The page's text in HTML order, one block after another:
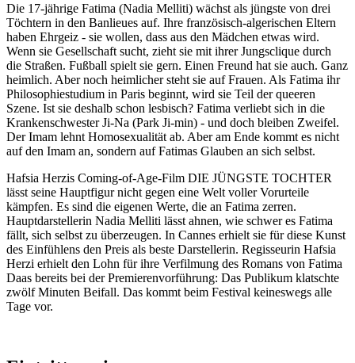
Die 17-jährige Fatima (Nadia Melliti) wächst als jüngste von drei
Töchtern in den Banlieues auf. Ihre französisch-algerischen Eltern
haben Ehrgeiz - sie wollen, dass aus den Mädchen etwas wird.
Wenn sie Gesellschaft sucht, zieht sie mit ihrer Jungsclique durch
die Straßen. Fußball spielt sie gern. Einen Freund hat sie auch. Ganz
heimlich. Aber noch heimlicher steht sie auf Frauen. Als Fatima ihr
Philosophiestudium in Paris beginnt, wird sie Teil der queeren
Szene. Ist sie deshalb schon lesbisch? Fatima verliebt sich in die
Krankenschwester Ji-Na (Park Ji-min) - und doch bleiben Zweifel.
Der Imam lehnt Homosexualität ab. Aber am Ende kommt es nicht
auf den Imam an, sondern auf Fatimas Glauben an sich selbst.
Hafsia Herzis Coming-of-Age-Film DIE JÜNGSTE TOCHTER
lässt seine Hauptfigur nicht gegen eine Welt voller Vorurteile
kämpfen. Es sind die eigenen Werte, die an Fatima zerren.
Hauptdarstellerin Nadia Melliti lässt ahnen, wie schwer es Fatima
fällt, sich selbst zu überzeugen. In Cannes erhielt sie für diese Kunst
des Einfühlens den Preis als beste Darstellerin. Regisseurin Hafsia
Herzi erhielt den Lohn für ihre Verfilmung des Romans von Fatima
Daas bereits bei der Premierenvorführung: Das Publikum klatschte
zwölf Minuten Beifall. Das kommt beim Festival keineswegs alle
Tage vor.